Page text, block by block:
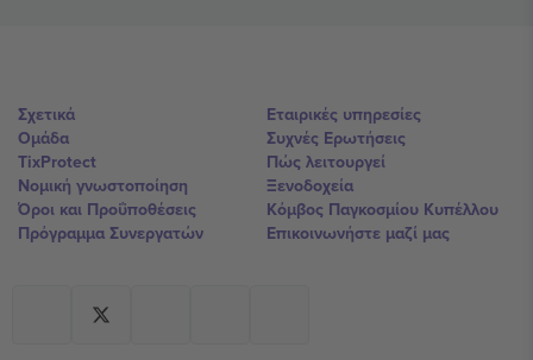
Σχετικά
Ομάδα
TixProtect
Νομική γνωστοποίηση
Όροι και Προΰποθέσεις
Πρόγραμμα Συνεργατών
Εταιρικές υπηρεσίες
Συχνές Ερωτήσεις
Πώς λειτουργεί
Ξενοδοχεία
Κόμβος Παγκοσμίου Κυπέλλου
Επικοινωνήστε μαζί μας